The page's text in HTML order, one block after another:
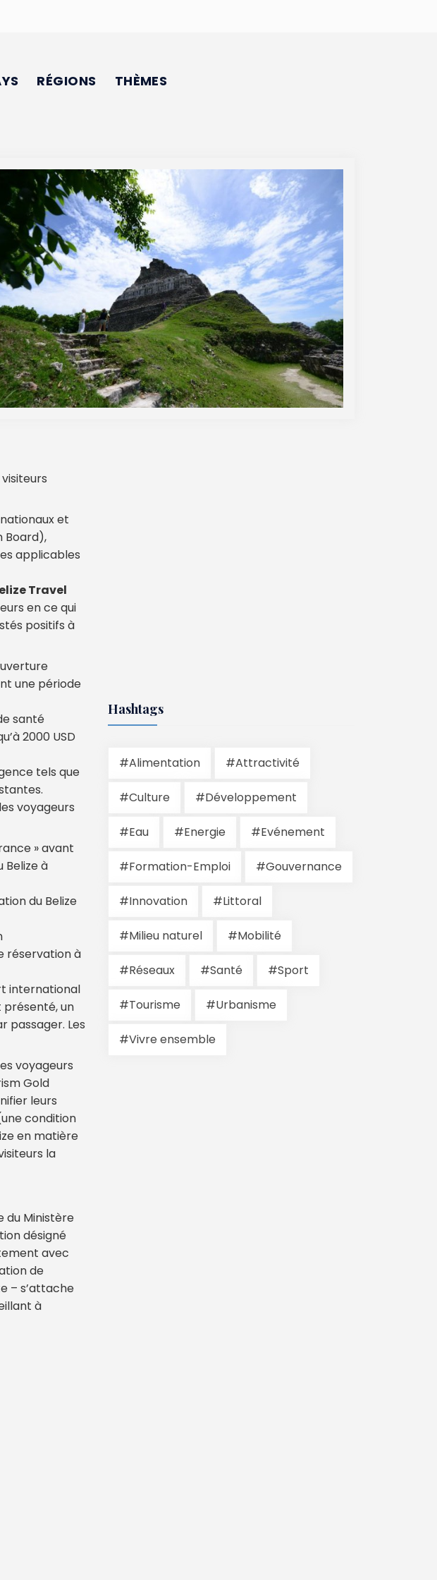
RÉGIONS THÈMES
et
Board),
applicables
Travel
en ce qui
positifs à
une période
santé
2000 USD
tels que
voyageurs
» avant
Belize à
du Belize
réservation à
international
présenté, un
passager. Les
voyageurs
Gold
leurs
condition
en matière
la
du Ministère
désigné
avec
de
– s’attache
à
Hashtags
#Alimentation #Attractivité
#Culture #Développement
#Eau #Energie #Evénement
#Formation-Emploi #Gouvernance
#Innovation #Littoral
#Milieu naturel #Mobilité
#Réseaux #Santé #Sport
#Tourisme #Urbanisme
#Vivre ensemble